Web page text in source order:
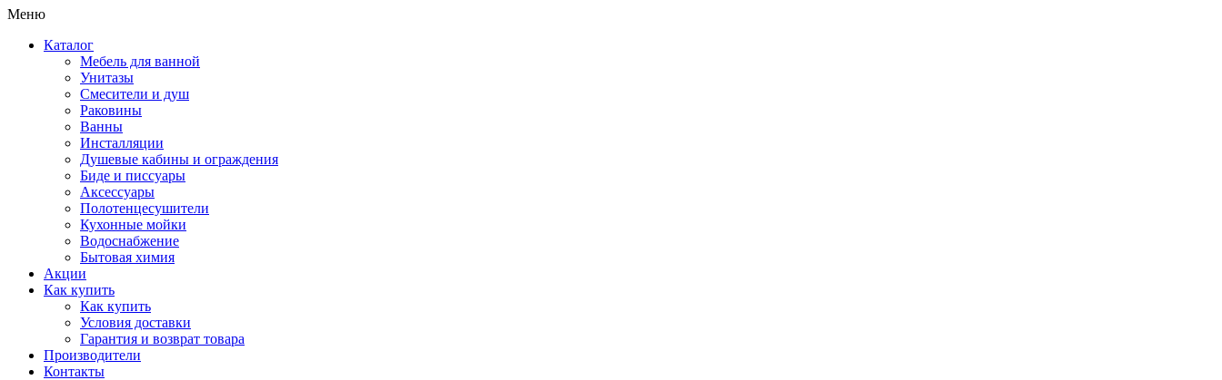
Меню
Каталог
Мебель для ванной
Унитазы
Смесители и душ
Раковины
Ванны
Инсталляции
Душевые кабины и ограждения
Биде и писсуары
Аксессуары
Полотенцесушители
Кухонные мойки
Водоснабжение
Бытовая химия
Акции
Как купить
Как купить
Условия доставки
Гарантия и возврат товара
Производители
Контакты